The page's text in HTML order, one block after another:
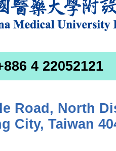
4 22052121
Road, North
City, Taiwan